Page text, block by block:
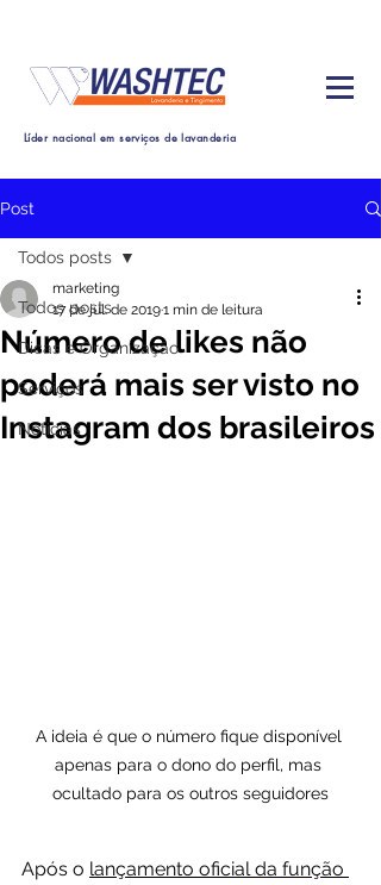
Líder nacional em serviços de lavanderia
Post
Todos posts
Dicas e Organização
Serviços
Noticias
Todos posts
Número de likes não
poderá mais ser visto no
Instagram dos brasileiros
marketing
17 de jul. de 20191 min de leitura
A ideia é que o número fique disponível
apenas para o dono do perfil, mas
ocultado para os outros seguidores
Após o lançamento oficial da função